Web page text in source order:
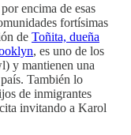
encima de esas
fortísimas
de Toñita, dueña
, es uno de los
y mantienen una
También lo
de inmigrantes
invitando a Karol